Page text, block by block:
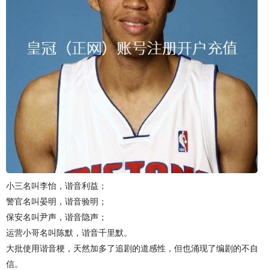
小三名叫李怡，谐音利益；
警官名叫晏明，谐音验明；
保安名叫尹声，谐音隐声；
运营小哥名叫陈默，谐音千里默。
大批使用谐音梗，天然加多了追剧的道感性，但也涌现了编剧的不自
信。